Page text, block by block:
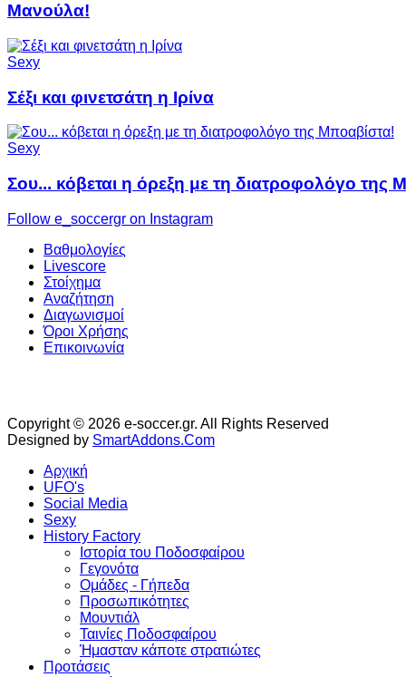
Μανούλα!
Sexy
Σέξι και φινετσάτη η Ιρίνα
Sexy
Σου... κόβεται η όρεξη με τη διατροφολόγο της
Follow e_soccergr on Instagram
Βαθμολογίες
Livescore
Στοίχημα
Αναζήτηση
Διαγωνισμοί
Όροι Χρήσης
Επικοινωνία
Copyright © 2026 e-soccer.gr. All Rights Reserved
Designed by SmartAddons.Com
Αρχική
UFO's
Social Media
Sexy
History Factory
Ιστορία του Ποδοσφαίρου
Γεγονότα
Ομάδες - Γήπεδα
Προσωπικότητες
Μουντιάλ
Ταινίες Ποδοσφαίρου
Ήμασταν κάποτε στρατιώτες
Προτάσεις